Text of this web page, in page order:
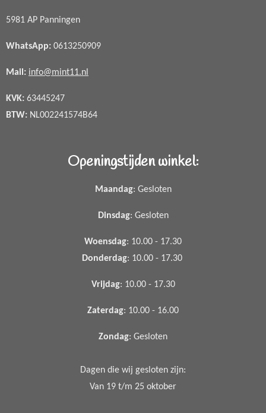
5981 AP Panningen
WhatsApp: 0613250909
Mail: info@mint11.nl
KVK: 63445247
BTW: NL002241574B64
Openingstijden winkel:
Maandag: Gesloten
Dinsdag: Gesloten
Woensdag: 10.00 - 17.30
Donderdag: 10.00 - 17.30
Vrijdag: 10.00 - 17.30
Zaterdag: 10.00 - 16.00
Zondag: Gesloten
Dagen die wij gesloten zijn:
Van 19 t/m 25 oktober